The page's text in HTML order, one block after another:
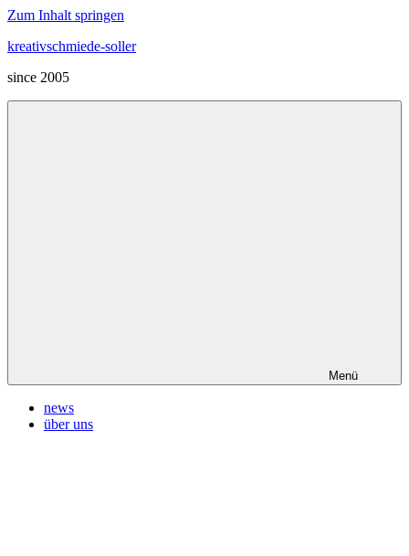
Zum Inhalt springen
kreativschmiede-soller
since 2005
Menü
news
über uns